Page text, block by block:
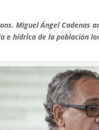
Miguel Ángel Cadenas
e hídrica de la población